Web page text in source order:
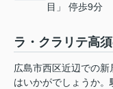
目」 停歩9分
ラ・クラリテ高
広島市西区近辺での新
はいかがでしょうか